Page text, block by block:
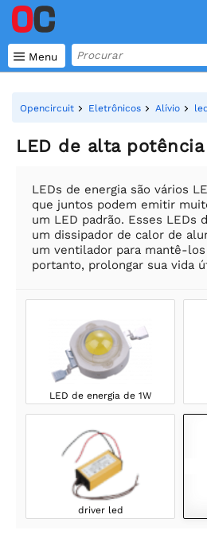
 Menu
Opencircuit Eletrônicos Alívio
LED de alta potência
LEDs de energia são vários
que juntos podem emitir
um LED padrão. Esses LEDs
um dissipador de calor de
um ventilador para mantê-
portanto, prolongar sua vida
LED de energia de 1W
driver led